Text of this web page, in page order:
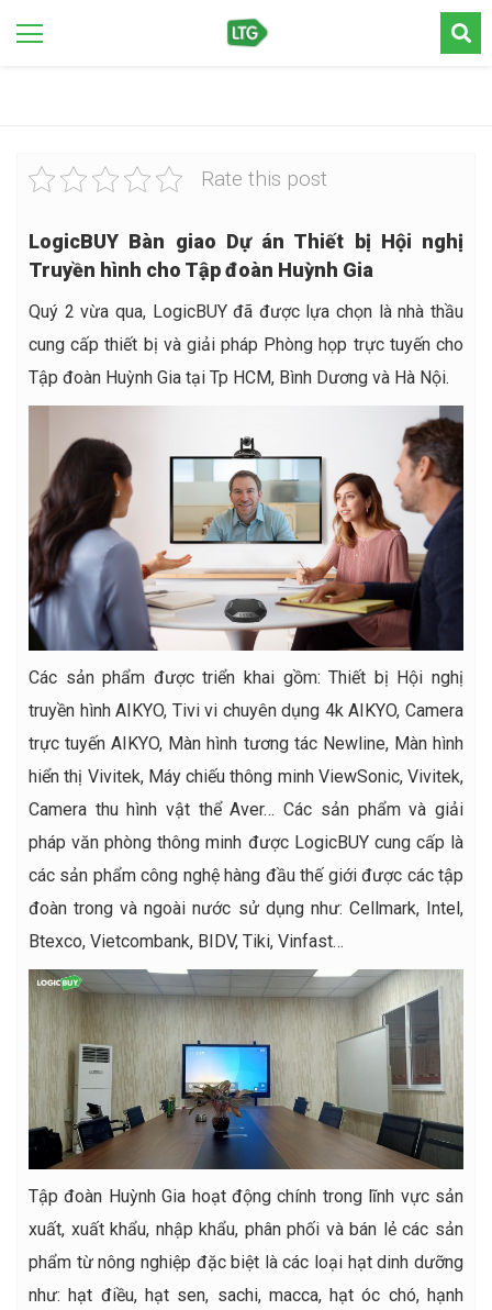
Rate this post
LogicBUY Bàn giao Dự án Thiết bị Hội nghị
Truyền hình cho Tập đoàn Huỳnh Gia
Quý 2 vừa qua, LogicBUY đã được lựa chọn là nhà thầu
cung cấp thiết bị và giải pháp Phòng họp trực tuyến cho
Tập đoàn Huỳnh Gia tại Tp HCM, Bình Dương và Hà Nội.
Các sản phẩm được triển khai gồm: Thiết bị Hội nghị
truyền hình AIKYO, Tivi vi chuyên dụng 4k AIKYO, Camera
trực tuyến AIKYO, Màn hình tương tác Newline, Màn hình
hiển thị Vivitek, Máy chiếu thông minh ViewSonic, Vivitek,
Camera thu hình vật thể Aver… Các sản phẩm và giải
pháp văn phòng thông minh được LogicBUY cung cấp là
các sản phẩm công nghệ hàng đầu thế giới được các tập
đoàn trong và ngoài nước sử dụng như: Cellmark, Intel,
Btexco, Vietcombank, BIDV, Tiki, Vinfast…
Tập đoàn Huỳnh Gia hoạt động chính trong lĩnh vực sản
xuất, xuất khẩu, nhập khẩu, phân phối và bán lẻ các sản
phẩm từ nông nghiệp đặc biệt là các loại hạt dinh dưỡng
như: hạt điều, hạt sen, sachi, macca, hạt óc chó, hạnh